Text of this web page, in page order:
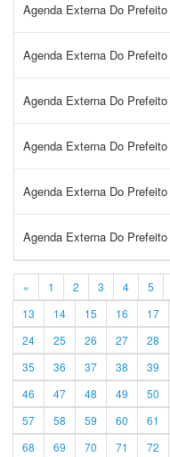
Agenda Externa Do Prefeito
Agenda Externa Do Prefeito
Agenda Externa Do Prefeito
Agenda Externa Do Prefeito
Agenda Externa Do Prefeito
Agenda Externa Do Prefeito
« 1 2 3 4 5
13
14 15 16 17
24
25 26 27 28
35
36 37 38 39
46
47 48 49 50
57
58 59 60 61
68
69 70 71 72